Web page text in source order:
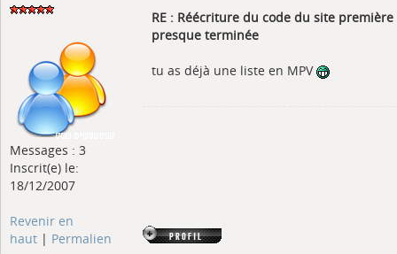
Messages : 3
Inscrit(e) le:
18/12/2007
RE : Réécriture du code du site première
presque terminée
tu as déjà une liste en MPV
Revenir en
haut | Permalien